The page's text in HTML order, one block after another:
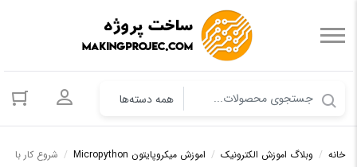
ورود به
خانه / وبلاگ اموزش الکترونیک / اموزش میکروپایتون Micropython / شروع کار با